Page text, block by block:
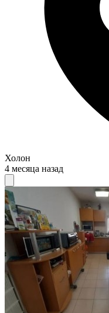
Холон
4 месяца назад